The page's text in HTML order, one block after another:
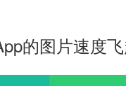
的图片速度飞